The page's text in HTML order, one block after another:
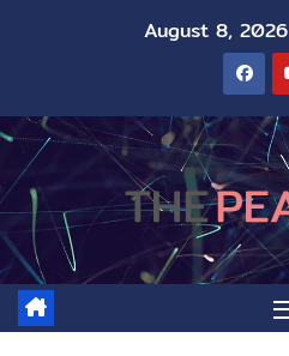
August 8, 2026